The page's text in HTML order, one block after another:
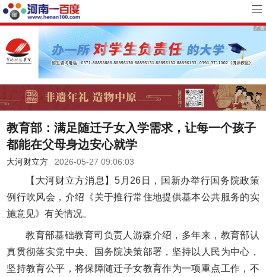
教育部：满足随迁子女入学需求，让每一个孩子
都能在父母身边安心就学
大河财立方 2026-05-27 09:06:03
【大河财立方消息】5月26日，国新办举行国务院政策
例行吹风会，介绍《关于推行常住地提供基本公共服务的实
施意见》有关情况。
教育部基础教育司负责人游森介绍，多年来，教育部认
真贯彻落实党中央、国务院决策部署，坚持以人民为中心，
坚持教育公平，将保障随迁子女教育作为一项重点工作，不